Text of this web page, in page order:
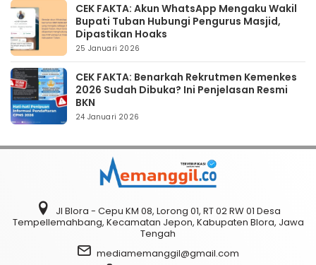
CEK FAKTA: Akun WhatsApp Mengaku Wakil
Bupati Tuban Hubungi Pengurus Masjid,
Dipastikan Hoaks
25 Januari 2026
CEK FAKTA: Benarkah Rekrutmen Kemenkes
2026 Sudah Dibuka? Ini Penjelasan Resmi
BKN
24 Januari 2026
Jl Blora - Cepu KM 08, Lorong 01, RT 02 RW 01 Desa
Tempellemahbang, Kecamatan Jepon, Kabupaten Blora, Jawa
Tengah
mediamemanggil@gmail.com